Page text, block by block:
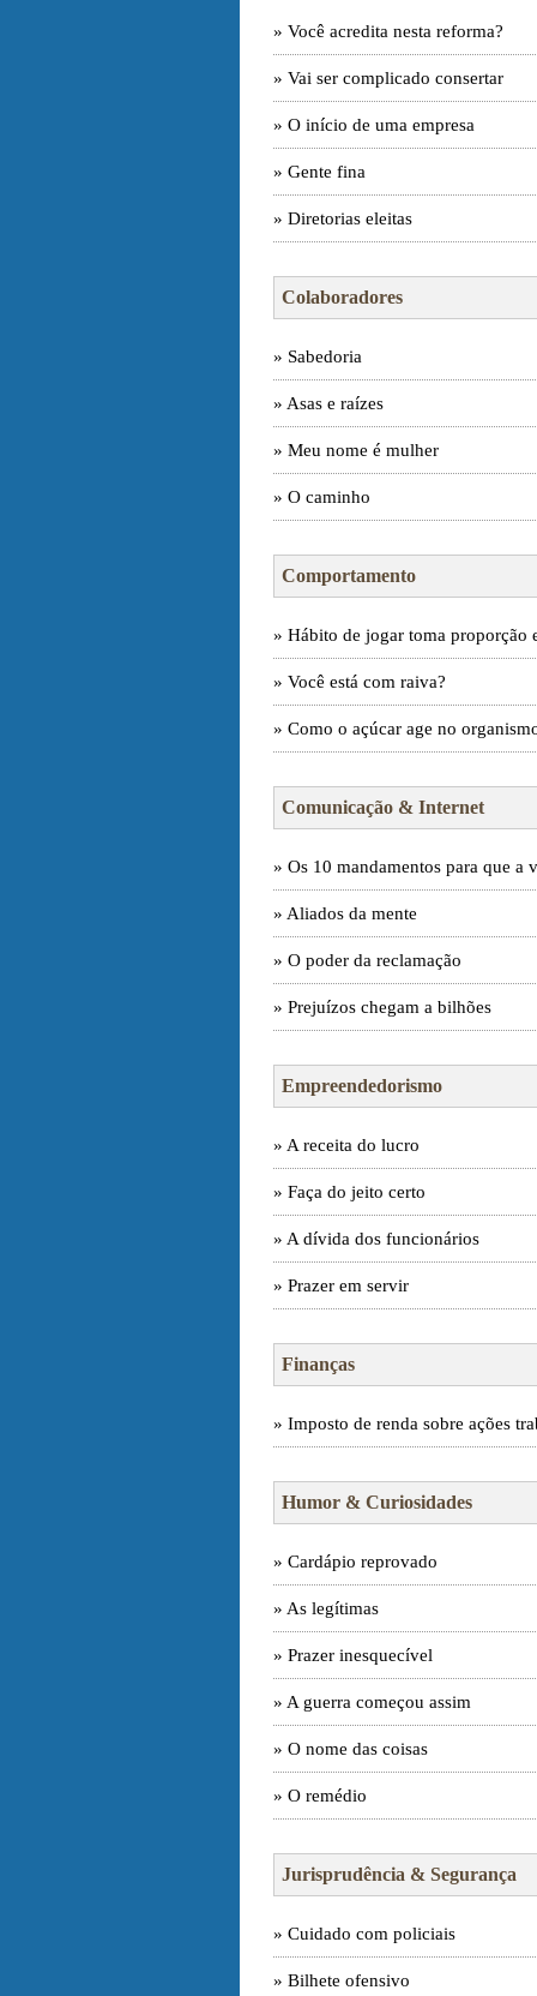
» Você acredita nesta reforma?
» Vai ser complicado consertar
» O início de uma empresa
» Gente fina
» Diretorias eleitas
Colaboradores
» Sabedoria
» Asas e raízes
» Meu nome é mulher
» O caminho
Comportamento
» Hábito de jogar toma proporção
» Você está com raiva?
» Como o açúcar age no
Comunicação & Internet
» Os 10 mandamentos para que a
» Aliados da mente
» O poder da reclamação
» Prejuízos chegam a bilhões
Empreendedorismo
» A receita do lucro
» Faça do jeito certo
» A dívida dos funcionários
» Prazer em servir
Finanças
» Imposto de renda sobre ações
Humor & Curiosidades
» Cardápio reprovado
» As legítimas
» Prazer inesquecível
» A guerra começou assim
» O nome das coisas
» O remédio
Jurisprudência & Segurança
» Cuidado com policiais
» Bilhete ofensivo